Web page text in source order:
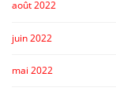
août 2022
juin 2022
mai 2022